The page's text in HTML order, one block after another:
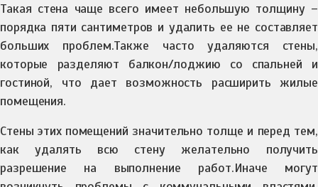
Такая стена чаще всего имеет небольшую толщину –
порядка пяти сантиметров и удалить ее не составляет
больших проблем.Также часто удаляются стены,
которые разделяют балкон/лоджию со спальней и
гостиной, что дает возможность расширить жилые
помещения.
Стены этих помещений значительно толще и перед тем,
как удалять всю стену желательно получить
разрешение на выполнение работ.Иначе могут